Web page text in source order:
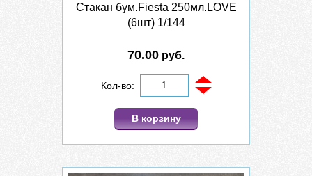
Стакан бум.Fiesta 250мл.LOVE
(6шт) 1/144
70.00 руб.
Кол-во:
В корзину